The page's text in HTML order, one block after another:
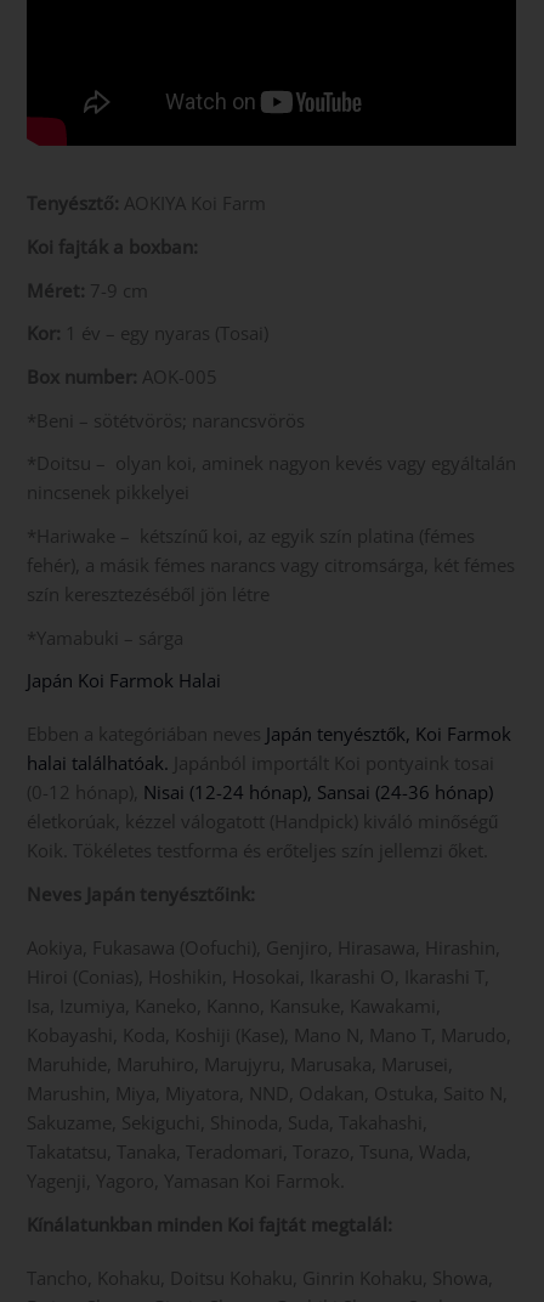
Tenyésztő: AOKIYA Koi Farm
Koi fajták a boxban:
Méret: 7-9 cm
Kor: 1 év – egy nyaras (Tosai)
Box number: AOK-005
*Beni – sötétvörös; narancsvörös
*Doitsu – olyan koi, aminek nagyon kevés vagy egyáltalán
nincsenek pikkelyei
*Hariwake – kétszínű koi, az egyik szín platina (fémes
fehér), a másik fémes narancs vagy citromsárga, két fémes
szín keresztezéséből jön létre
*Yamabuki – sárga
Japán Koi Farmok Halai
Ebben a kategóriában neves Japán tenyésztők, Koi Farmok
halai találhatóak. Japánból importált Koi pontyaink tosai
(0-12 hónap), Nisai (12-24 hónap), Sansai (24-36 hónap)
életkorúak, kézzel válogatott (Handpick) kiváló minőségű
Koik. Tökéletes testforma és erőteljes szín jellemzi őket.
Neves Japán tenyésztőink:
Aokiya, Fukasawa (Oofuchi), Genjiro, Hirasawa, Hirashin,
Hiroi (Conias), Hoshikin, Hosokai, Ikarashi O, Ikarashi T,
Isa, Izumiya, Kaneko, Kanno, Kansuke, Kawakami,
Kobayashi, Koda, Koshiji (Kase), Mano N, Mano T, Marudo,
Maruhide, Maruhiro, Marujyru, Marusaka, Marusei,
Marushin, Miya, Miyatora, NND, Odakan, Ostuka, Saito N,
Sakuzame, Sekiguchi, Shinoda, Suda, Takahashi,
Takatatsu, Tanaka, Teradomari, Torazo, Tsuna, Wada,
Yagenji, Yagoro, Yamasan Koi Farmok.
Kínálatunkban minden Koi fajtát megtalál:
Tancho, Kohaku, Doitsu Kohaku, Ginrin Kohaku, Showa,